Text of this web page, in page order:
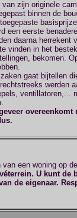
zijn originele
binnen de
een eerste
daarna herrekent
vinden in het
bekomen.
gaat bijtellen
werden
ventillatoren,...
overeenkomt
een woning op
U kunt de
de eigenaar.